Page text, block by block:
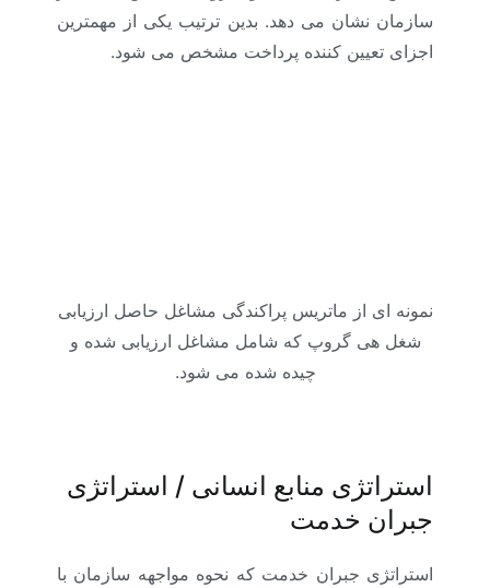
سازمان نشان می دهد. بدین ترتیب یکی از مهمترین
اجزای تعیین کننده پرداخت مشخص می شود.
نمونه ای از ماتریس پراکندگی مشاغل حاصل ارزیابی
شغل هی گروپ که شامل مشاغل ارزیابی شده و
چیده شده می شود.
استراتژی منابع انسانی / استراتژی
جبران خدمت
استراتژی جبران خدمت که نحوه مواجهه سازمان با